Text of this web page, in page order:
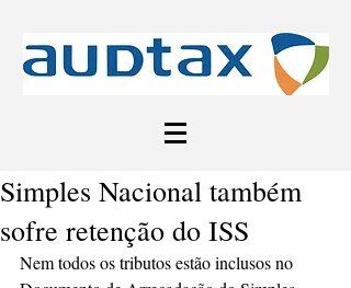
Simples Nacional também
sofre retenção do ISS
Nem todos os tributos estão inclusos no